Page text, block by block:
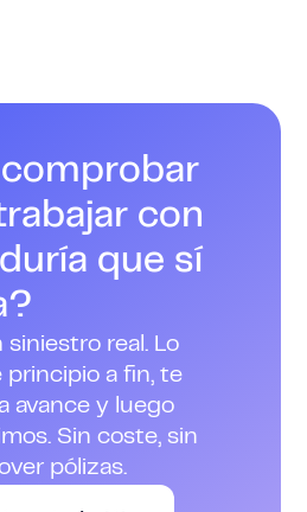
con
que sí
siniestro real. Lo
principio a fin, te
avance y luego
Sin coste, sin
pólizas.